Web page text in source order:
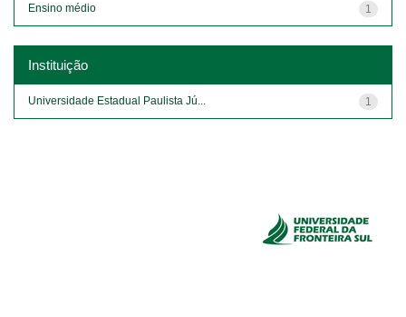
1
Ensino médio
Instituição
1
Universidade Estadual Paulista Jú...